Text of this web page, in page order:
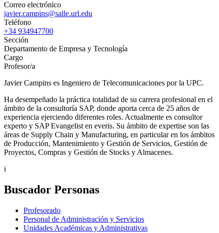
Correo electrónico
javier.campins@salle.url.edu
Teléfono
+34 934947700
Sección
Departamento de Empresa y Tecnología
Cargo
Profesor/a
Javier Campins es Ingeniero de Telecomunicaciones por la UPC.
Ha desempeñado la práctica totalidad de su carrera profesional en el
ámbito de la consultoría SAP, donde aporta cerca de 25 años de
experiencia ejerciendo diferentes roles. Actualmente es consultor
experto y SAP Evangelist en everis. Su ámbito de expertise son las
áreas de Supply Chain y Manufacturing, en particular en los ámbitos
de Producción, Mantenimiento y Gestión de Servicios, Gestión de
Proyectos, Compras y Gestión de Stocks y Almacenes.
i
Buscador Personas
Profesorado
Personal de Administración y Servicios
Unidades Académicas y Administrativas